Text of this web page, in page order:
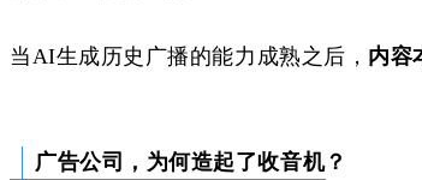
当AI生成历史广播的能力成熟之后， 内容
广告公司，为何造起了收音机？